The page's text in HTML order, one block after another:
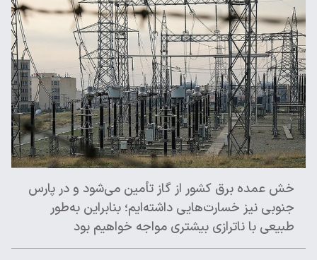
خش عمده برق کشور از گاز تأمین می‌شود و در پارس
جنوبی نیز خسارت‌هایی داشته‌ایم؛ بنابراین به‌طور
طبیعی با ناترازی بیشتری مواجه خواهیم بود